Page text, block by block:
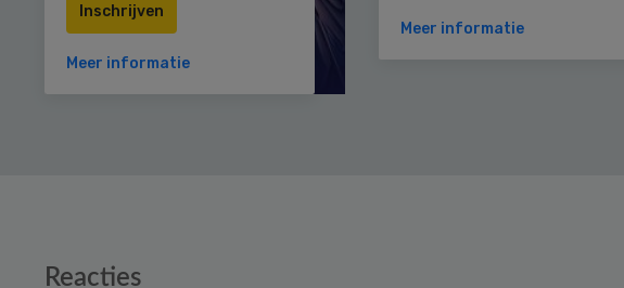
Inschrijven
Meer informatie
Meer informatie
Reacties